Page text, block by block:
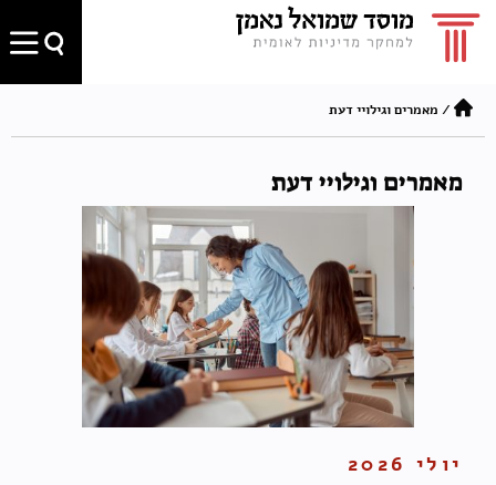
/ מאמרים וגילויי דעת
מאמרים וגילויי דעת
יולי 2026